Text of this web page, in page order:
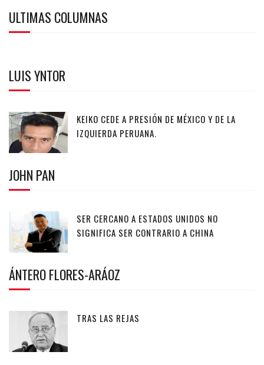
ULTIMAS COLUMNAS
LUIS YNTOR
KEIKO CEDE A PRESIÓN DE MÉXICO Y DE LA
IZQUIERDA PERUANA.
JOHN PAN
SER CERCANO A ESTADOS UNIDOS NO
SIGNIFICA SER CONTRARIO A CHINA
ÁNTERO FLORES-ARÁOZ
TRAS LAS REJAS